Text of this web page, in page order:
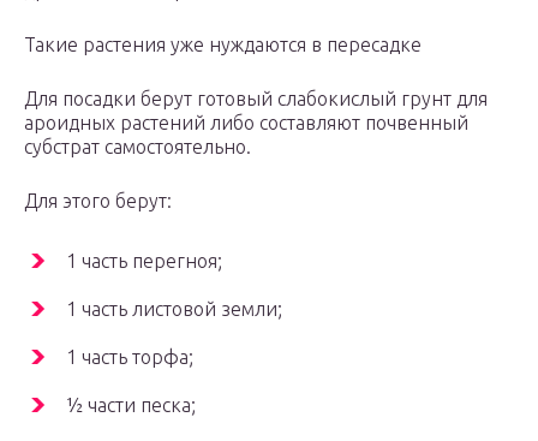
Такие растения уже нуждаются в пересадке
Для посадки берут готовый слабокислый грунт для
ароидных растений либо составляют почвенный
субстрат самостоятельно.
Для этого берут:
1 часть перегноя;
1 часть листовой земли;
1 часть торфа;
½ части песка;